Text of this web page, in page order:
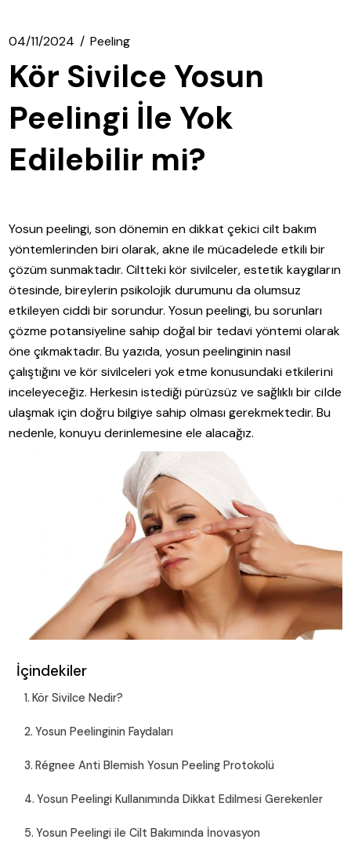
04/11/2024 Peeling
Kör Sivilce Yosun
Peelingi İle Yok
Edilebilir mi?
Yosun peelingi, son dönemin en dikkat çekici cilt bakım
yöntemlerinden biri olarak, akne ile mücadelede etkili bir
çözüm sunmaktadır. Ciltteki kör sivilceler, estetik kaygıların
ötesinde, bireylerin psikolojik durumunu da olumsuz
etkileyen ciddi bir sorundur. Yosun peelingi, bu sorunları
çözme potansiyeline sahip doğal bir tedavi yöntemi olarak
öne çıkmaktadır. Bu yazıda, yosun peelinginin nasıl
çalıştığını ve kör sivilceleri yok etme konusundaki etkilerini
inceleyeceğiz. Herkesin istediği pürüzsüz ve sağlıklı bir cilde
ulaşmak için doğru bilgiye sahip olması gerekmektedir. Bu
nedenle, konuyu derinlemesine ele alacağız.
İçindekiler
Kör Sivilce Nedir?
Yosun Peelinginin Faydaları
Régnee Anti Blemish Yosun Peeling Protokolü
Yosun Peelingi Kullanımında Dikkat Edilmesi Gerekenler
Yosun Peelingi ile Cilt Bakımında İnovasyon